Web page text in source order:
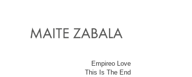
Empireo Love
This Is The End